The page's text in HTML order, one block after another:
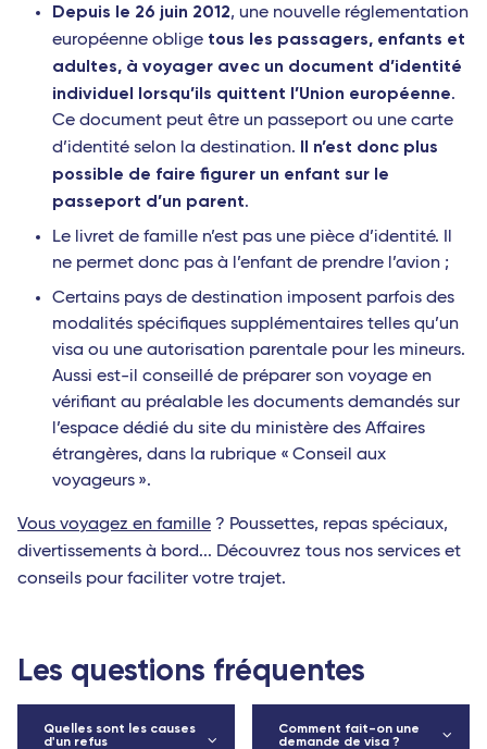
Depuis le 26 juin 2012, une nouvelle réglementation
européenne oblige tous les passagers, enfants et
adultes, à voyager avec un document d’identité
individuel lorsqu’ils quittent l’Union européenne.
Ce document peut être un passeport ou une carte
d’identité selon la destination. Il n’est donc plus
possible de faire figurer un enfant sur le
passeport d’un parent.
Le livret de famille n’est pas une pièce d’identité. Il
ne permet donc pas à l’enfant de prendre l’avion ;
Certains pays de destination imposent parfois des
modalités spécifiques supplémentaires telles qu’un
visa ou une autorisation parentale pour les mineurs.
Aussi est-il conseillé de préparer son voyage en
vérifiant au préalable les documents demandés sur
l’espace dédié du site du ministère des Affaires
étrangères, dans la rubrique « Conseil aux
voyageurs ».
Vous voyagez en famille ? Poussettes, repas spéciaux,
divertissements à bord... Découvrez tous nos services et
conseils pour faciliter votre trajet.
Les questions fréquentes
Quelles sont les causes
d'un refus
Comment fait-on une
demande de visa ?